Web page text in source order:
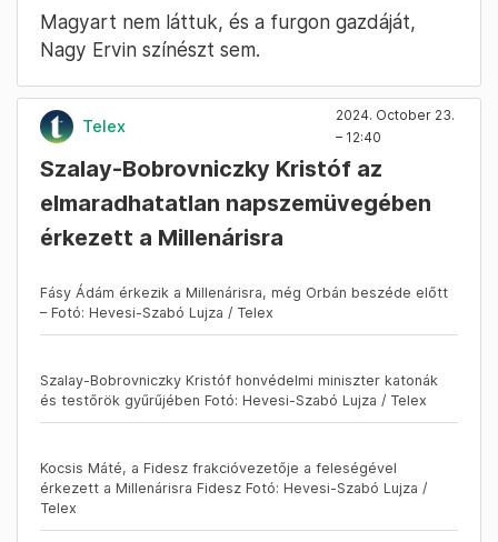
Magyart nem láttuk, és a furgon gazdáját,
Nagy Ervin színészt sem.
Telex
2024. October 23.
– 12:40
Szalay-Bobrovniczky Kristóf az
elmaradhatatlan napszemüvegében
érkezett a Millenárisra
Fásy Ádám érkezik a Millenárisra, még Orbán beszéde előtt
– Fotó: Hevesi-Szabó Lujza / Telex
Szalay-Bobrovniczky Kristóf honvédelmi miniszter katonák
és testőrök gyűrűjében Fotó: Hevesi-Szabó Lujza / Telex
Kocsis Máté, a Fidesz frakcióvezetője a feleségével
érkezett a Millenárisra Fidesz Fotó: Hevesi-Szabó Lujza /
Telex